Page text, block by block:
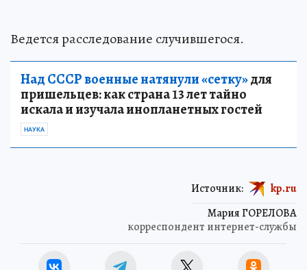
Ведется расследование случившегося.
Над СССР военные натянули «сетку»для
пришельцев: как страна 13 лет тайно
искала и изучала инопланетных гостей
НАУКА
Мария ГОРЕЛОВА
корреспондент интернет-службы
Источник: kp.ru